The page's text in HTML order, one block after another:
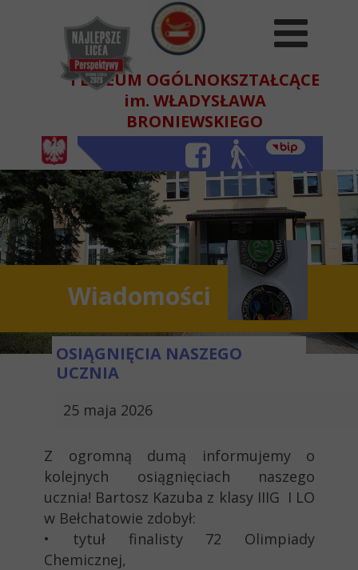
Wiadomości
25 maja 2026
OSIĄGNIĘCIA NASZEGO
UCZNIA
Z ogromną dumą informujemy o
kolejnych osiągnięciach naszego
ucznia! Bartosz Kazuba z klasy IIIG I LO
w Bełchatowie zdobył:
• tytuł finalisty 72 Olimpiady
Chemicznej,
I LICEUM OGÓLNOKSZTAŁCĄCE
im. WŁADYSŁAWA
BRONIEWSKIEGO
W BEŁCHATOWIE